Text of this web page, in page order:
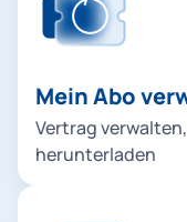
Mein Abo
Vertrag
herunterladen